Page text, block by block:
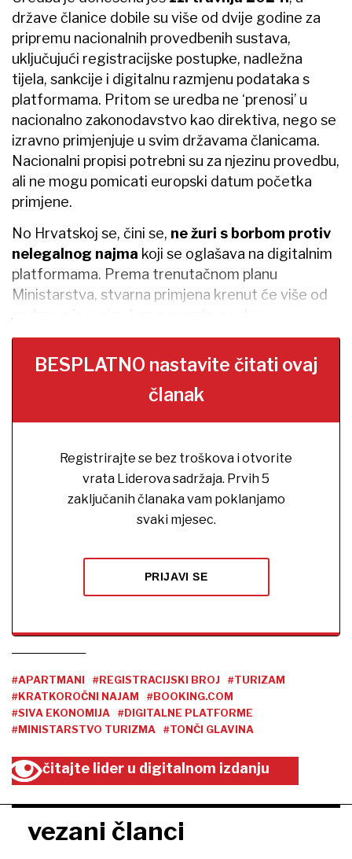
države članice dobile su više od dvije godine za
pripremu nacionalnih provedbenih sustava,
uključujući registracijske postupke, nadležna
tijela, sankcije i digitalnu razmjenu podataka s
platformama. Pritom se uredba ne ‘prenosi’ u
nacionalno zakonodavstvo kao direktiva, nego se
izravno primjenjuje u svim državama članicama.
Nacionalni propisi potrebni su za njezinu provedbu,
ali ne mogu pomicati europski datum početka
primjene.
No Hrvatskoj se, čini se, ne žuri s borbom protiv
nelegalnog najma koji se oglašava na digitalnim
platformama. Prema trenutačnom planu
Ministarstva, stvarna primjena krenut će više od
sedam mjeseci nakon europskog roka.
BESPLATNO nastavite čitati ovaj
članak
Registrirajte se bez troškova i otvorite
vrata Liderova sadržaja. Prvih 5
zaključanih članaka vam poklanjamo
svaki mjesec.
PRIJAVI SE
#APARTMANI #REGISTRACIJSKI BROJ
#TURIZAM
#KRATKOROČNI NAJAM
#BOOKING.COM
#SIVA EKONOMIJA
#DIGITALNE PLATFORME
#MINISTARSTVO TURIZMA
#TONČI GLAVINA
čitajte lider u digitalnom izdanju
vezani članci